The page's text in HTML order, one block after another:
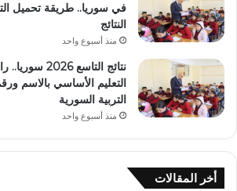
في سوريا.. طريقة تحميل
النتائج
منذ أسبوع واحد
نتائج التاسع
التعليم الأساسي بالاسم
التربية السورية
منذ أسبوع واحد
أخر المقالات